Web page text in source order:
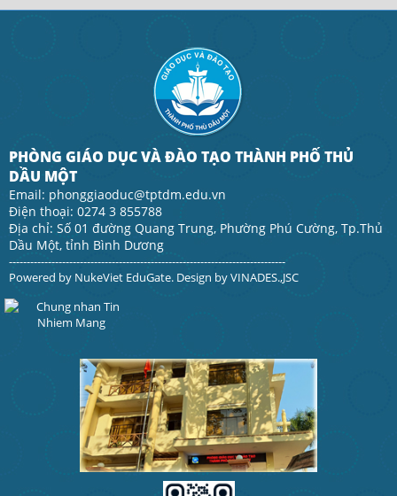
PHÒNG GIÁO DỤC VÀ ĐÀO TẠO THÀNH PHỐ THỦ
DẦU MỘT
Email: phonggiaoduc@tptdm.edu.vn
Điện thoại: 0274 3 855788
Địa chỉ: Số 01 đường Quang Trung, Phường Phú Cường, Tp.Thủ
Dầu Một, tỉnh Bình Dương
------------------------------------------------------------------------------
Powered by NukeViet EduGate. Design byVINADES.,JSC